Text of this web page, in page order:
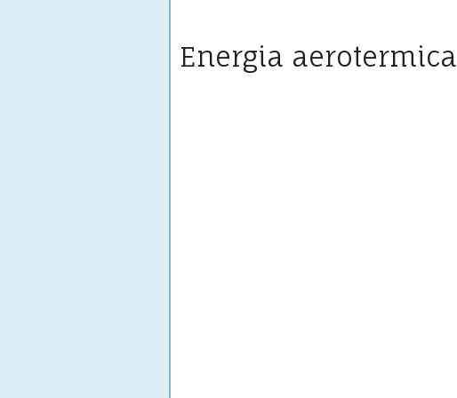
Energia aerotermica